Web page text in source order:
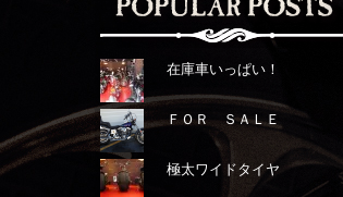
在庫車いっぱい！
ＦＯＲ ＳＡＬＥ
極太ワイドタイヤ